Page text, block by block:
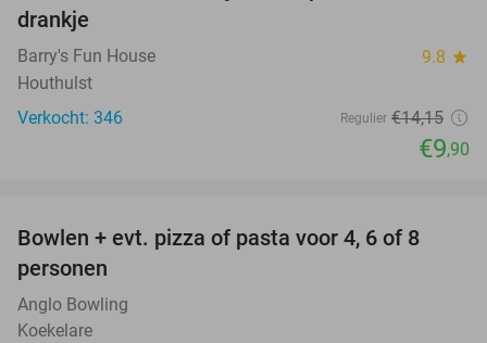
drankje
Barry's Fun House 9.8 star
Houthulst
Verkocht: 346
Regulier €14,15
€9,90
Bowlen + evt. pizza of pasta voor 4, 6 of 8
personen
Anglo Bowling
Koekelare